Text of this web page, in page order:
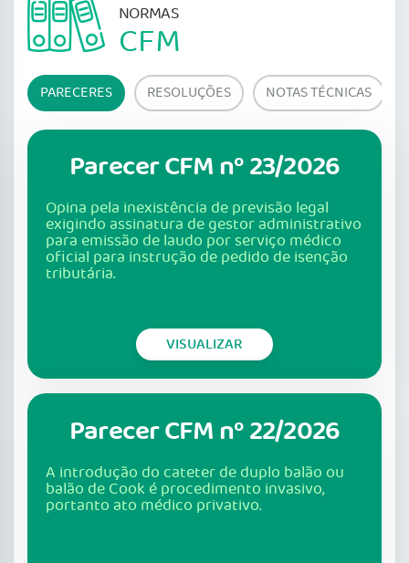
NORMAS
CFM
PARECERES RESOLUÇÕES NOTAS TÉCNICAS
Parecer CFM nº 23/2026
Opina pela inexistência de previsão legal
exigindo assinatura de gestor administrativo
para emissão de laudo por serviço médico
oficial para instrução de pedido de isenção
tributária.
VISUALIZAR
Parecer CFM nº 22/2026
A introdução do cateter de duplo balão ou
balão de Cook é procedimento invasivo,
portanto ato médico privativo.